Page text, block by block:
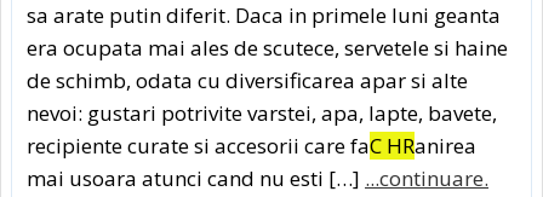
sa arate putin diferit. Daca in primele luni geanta
era ocupata mai ales de scutece, servetele si haine
de schimb, odata cu diversificarea apar si alte
nevoi: gustari potrivite varstei, apa, lapte, bavete,
recipiente curate si accesorii care faC HRanirea
mai usoara atunci cand nu esti […] ...continuare.